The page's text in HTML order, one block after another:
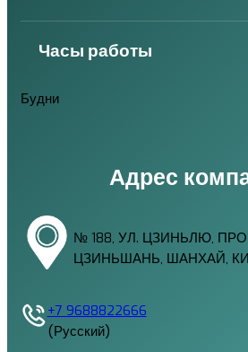
Часы работы
Будни
Адрес
№ 188, УЛ. ЦЗИНЬЛЮ,
ЦЗИНЬШАНЬ, ШАНХАЙ,
+7 9688822666
(Русский)